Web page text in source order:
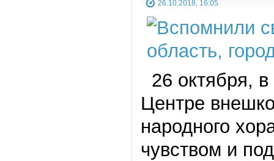
26.10.2018, 16:05
26 октября,
Центре
народного
чувством и